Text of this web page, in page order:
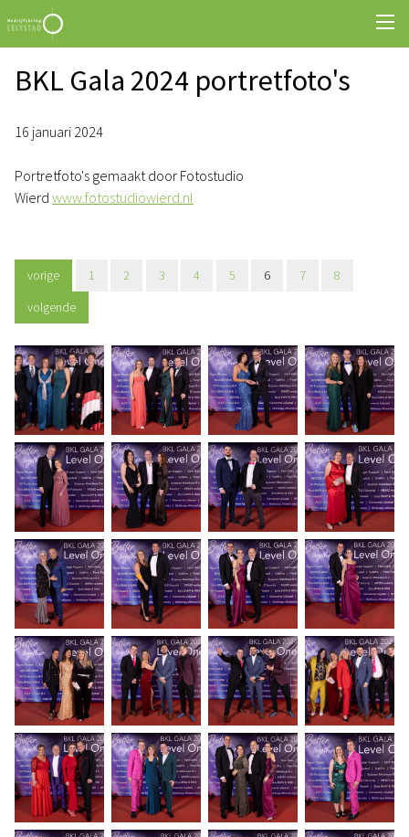
BKL Gala 2024 portretfoto's
16 januari 2024
Portretfoto's gemaakt door Fotostudio
Wierd www.fotostudiowierd.nl
vorige 1 2 3 4 5 6 7
8
volgende